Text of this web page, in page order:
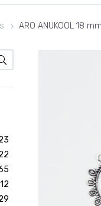
ARO ANUKOOL 18 mm
12